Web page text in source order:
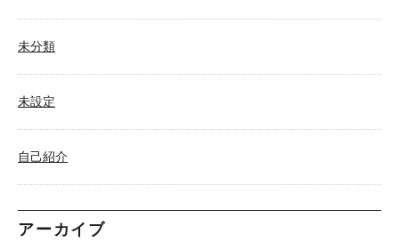
未分類
未設定
自己紹介
アーカイブ